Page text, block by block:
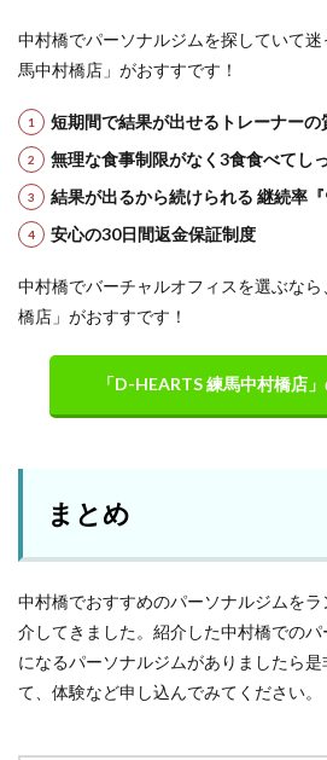
中村橋でパーソナルジムを探していて
馬中村橋店」がおすすです！
短期間で結果が出せるトレーナーの
無理な食事制限がなく3食食べてし
結果が出るから続けられる 継続率『
安心の30日間返金保証制度
中村橋でバーチャルオフィスを選ぶな
橋店」がおすすです！
「D-HEARTS 練馬中村橋店
まとめ
中村橋でおすすめのパーソナルジムを
介してきました。紹介した中村橋での
になるパーソナルジムがありましたら
て、体験など申し込んでみてください。